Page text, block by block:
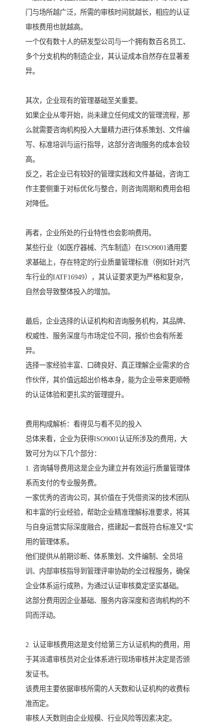
门与场所越广泛，所需的审核时间就越长，相应的认证
审核费用也就越高。
一个仅有数十人的研发型公司与一个拥有数百名员工、
多个分支机构的制造企业，其认证成本自然存在显著差
异。
其次，企业现有的管理基础至关重要。
如果企业从零开始，尚未建立任何成文的管理流程，那
么就需要咨询机构投入大量精力进行体系策划、文件编
写、标准培训与运行指导，这部分咨询服务的成本会较
高。
反之，若企业已有较好的管理实践和文件基础，咨询工
作主要侧重于对标优化与整合，则咨询周期和费用会相
对降低。
再者，企业所处的行业特性也会影响费用。
某些行业（如医疗器械、汽车制造）在ISO9001通用要
求基础上，存在特定的行业质量管理标准（例如针对汽
车行业的IATF16949），其认证要求更为严格和复杂，
自然会导致整体投入的增加。
最后，企业选择的认证机构和咨询服务机构，其品牌、
权威性、服务深度与市场定位不同，报价也会有所差
异。
选择一家经验丰富、口碑良好、真正理解企业需求的合
作伙伴，其价值远超出价格本身，能为企业带来更顺畅
的认证体验和更扎实的管理提升。
费用构成解析：看得见与看不见的投入
总体来看，企业为获得ISO9001认证所涉及的费用，大
致可分为以下几个部分：
1. 咨询辅导费用这是企业为建立并有效运行质量管理体
系而支付的专业服务费。
一家优秀的咨询公司，其价值在于凭借资深的技术团队
和丰富的行业经验，帮助企业精准理解标准要求，将其
与自身运营实际深度融合，搭建起一套既符合标准又*实
用的管理体系。
他们提供从前期诊断、体系策划、文件编制、全员培
训、内部审核指导到管理评审协助的全过程服务，确保
企业体系运行成熟，为通过认证审核奠定坚实基础。
这部分费用因企业基础、服务内容深度和咨询机构的不
同而浮动。
2. 认证审核费用这是支付给第三方认证机构的费用，用
于其派遣审核员对企业体系进行现场审核并决定是否颁
发证书。
该费用主要依据审核所需的人天数和认证机构的收费标
准而定。
审核人天数则由企业规模、行业风险等因素决定。